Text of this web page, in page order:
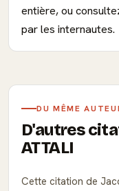
entière, ou
par les internautes.
DU MÊME
D'autres
ATTALI
Cette citation de